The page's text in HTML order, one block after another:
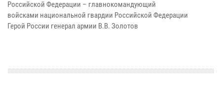
Российской Федерации – главнокомандующий
войсками национальной гвардии Российской Федерации
Герой России генерал армии В.В. Золотов